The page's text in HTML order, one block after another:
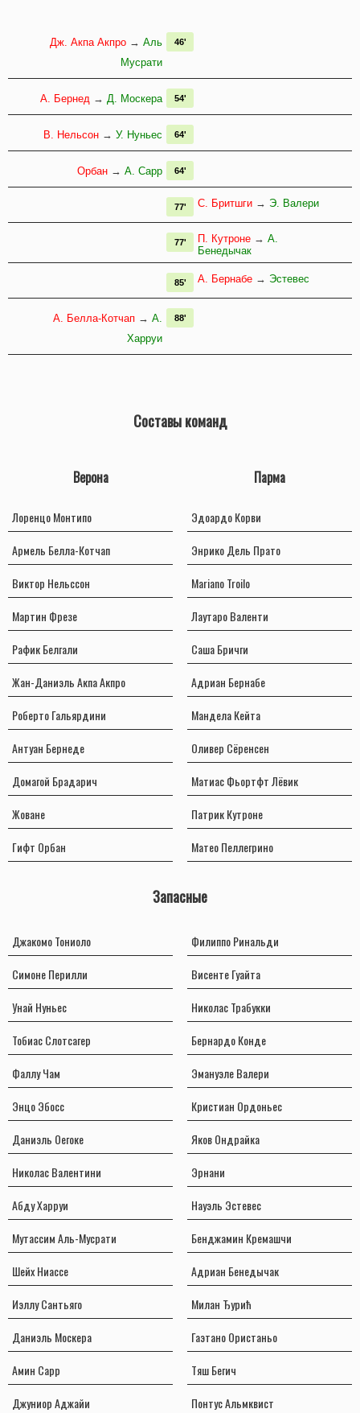
Дж. Акпа Акпро → Аль
Мусрати
46'
А. Бернед → Д. Москера 54'
В. Нельсон → У. Нуньес 64'
Орбан → А. Сарр 64'
С. Бритшги → Э. Валери
77'
П. Кутроне → А.
Бенедычак
77'
А. Бернабе → Эстевес
85'
А. Белла-Котчап → А.
Харруи
88'
Составы команд
Верона
Лоренцо Монтипо
Армель Белла-Котчап
Виктор Нельссон
Мартин Фрезе
Рафик Белгали
Жан-Даниэль Акпа Акпро
Роберто Гальярдини
Антуан Бернеде
Домагой Брадарич
Жоване
Гифт Орбан
Парма
Эдоардо Корви
Энрико Дель Пратo
Mariano Troilo
Лаутаро Валенти
Саша Бричги
Адриан Бернабе
Мандела Кейта
Оливер Сёренсен
Матиас Фьортфт Лёвик
Патрик Кутроне
Матео Пеллегрино
Запасные
Джакомо Тониоло
Симоне Перилли
Унай Нуньес
Тобиас Слотсагер
Фаллу Чам
Энцо Эбосс
Даниэль Оегоке
Николас Валентини
Абду Харруи
Мутассим Аль-Мусрати
Шейх Ниассе
Иэллу Сантьяго
Даниэль Москера
Амин Сарр
Джуниор Аджайи
Филиппо Ринальди
Висенте Гуайта
Николас Трабукки
Бернардо Конде
Эмануэле Валери
Кристиан Ордоньес
Яков Ондрайка
Эрнани
Науэль Эстевес
Бенджамин Кремашчи
Адриан Бенедычак
Милан Ђурић
Гаэтано Ористаньо
Тяш Бегич
Понтус Альмквист